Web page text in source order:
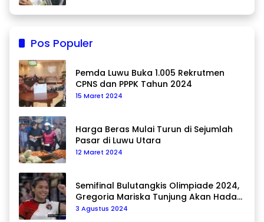
Pos Populer
Pemda Luwu Buka 1.005 Rekrutmen
CPNS dan PPPK Tahun 2024
15 Maret 2024
Harga Beras Mulai Turun di Sejumlah
Pasar di Luwu Utara
12 Maret 2024
Semifinal Bulutangkis Olimpiade 2024,
Gregoria Mariska Tunjung Akan Hadapi
Pemain Asal Korea Selatan
3 Agustus 2024